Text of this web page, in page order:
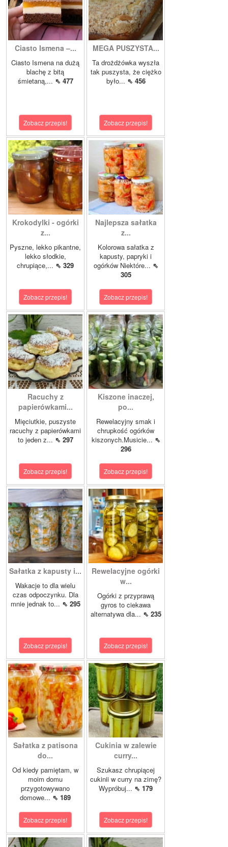
Ciasto Ismena –...
Ciasto Ismena na dużą
blachę z bitą
śmietaną,... ⇖ 477
Zobacz przepis!
MEGA PUSZYSTA...
Ta drożdżówka wyszła
tak puszysta, że ciężko
było... ⇖ 456
Zobacz przepis!
Krokodylki - ogórki
z...
Pyszne, lekko pikantne,
lekko słodkie,
chrupiące,... ⇖ 329
Zobacz przepis!
Najlepsza sałatka
z...
Kolorowa sałatka z
kapusty, papryki i
ogórków Niektóre... ⇖
305
Zobacz przepis!
Racuchy z
papierówkami...
Mięciutkie, puszyste
racuchy z papierówkami
to jeden z... ⇖ 297
Zobacz przepis!
Kiszone inaczej,
po...
Rewelacyjny smak i
chrupkość ogórków
kiszonych.Musicie... ⇖
296
Zobacz przepis!
Sałatka z kapusty i...
Wakacje to dla wielu
czas odpoczynku. Dla
mnie jednak to... ⇖ 295
Zobacz przepis!
Rewelacyjne ogórki
w...
Ogórki z przyprawą
gyros to ciekawa
alternatywa dla... ⇖ 235
Zobacz przepis!
Sałatka z patisona
do...
Od kiedy pamiętam, w
moim domu
przygotowywano
domowe... ⇖ 189
Zobacz przepis!
Cukinia w zalewie
curry...
Szukasz chrupiącej
cukinii w curry na zimę?
Wypróbuj... ⇖ 179
Zobacz przepis!